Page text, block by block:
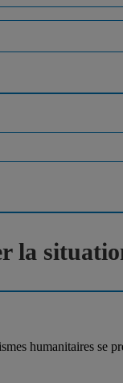
la
humanitaires se